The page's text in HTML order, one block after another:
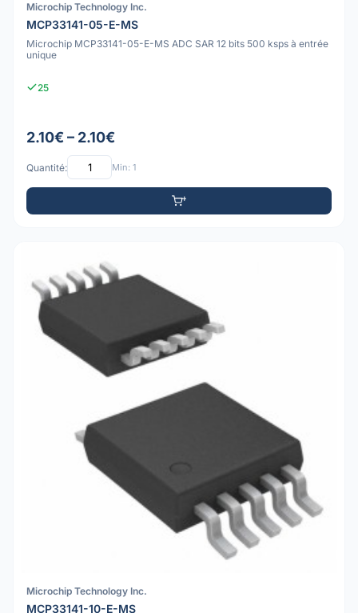
Microchip Technology Inc.
MCP33141-05-E-MS
Microchip MCP33141-05-E-MS ADC SAR 12 bits 500 ksps à entrée
unique
25
2.10€ – 2.10€
Quantité: Min: 1
Microchip Technology Inc.
MCP33141-10-E-MS